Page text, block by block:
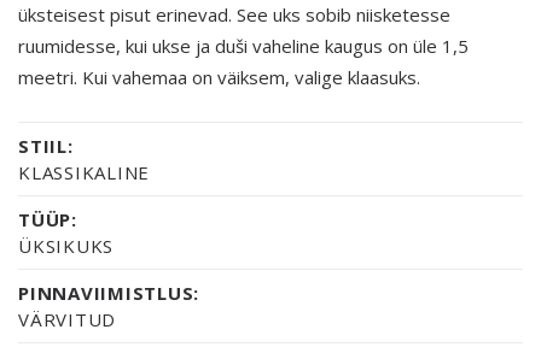
üksteisest pisut erinevad. See uks sobib niisketesse
ruumidesse, kui ukse ja duši vaheline kaugus on üle 1,5
meetri. Kui vahemaa on väiksem, valige klaasuks.
STIIL:
KLASSIKALINE
TÜÜP:
ÜKSIKUKS
PINNAVIIMISTLUS:
VÄRVITUD